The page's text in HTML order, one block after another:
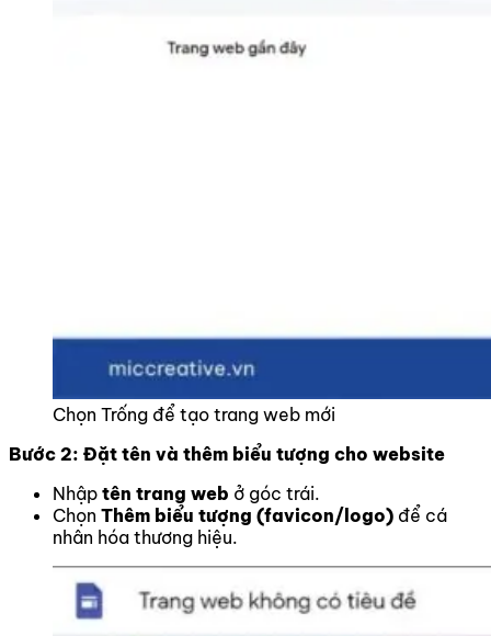
Chọn Trống để tạo trang web mới
Bước 2: Đặt tên và thêm biểu tượng cho website
Nhập tên trang web ở góc trái.
Chọn Thêm biểu tượng (favicon/logo) để cá
nhân hóa thương hiệu.